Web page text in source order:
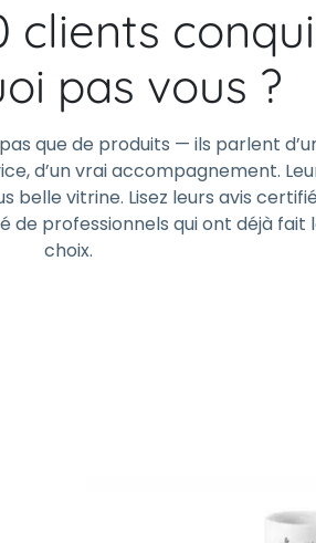
clients
pas vous ?
que de produits — ils parlent
d’un vrai accompagnement.
belle vitrine. Lisez leurs avis
de professionnels qui ont déjà fait
choix.